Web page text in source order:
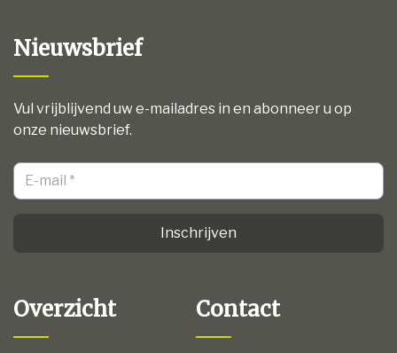
Nieuwsbrief
Vul vrijblijvend uw e-mailadres in en abonneer u op
onze nieuwsbrief.
Inschrijven
Overzicht Contact